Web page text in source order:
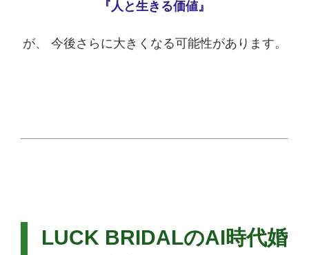
『人と生きる価値』
が、 今後さらに大きくなる可能性があります。
LUCK BRIDALのAI時代婚